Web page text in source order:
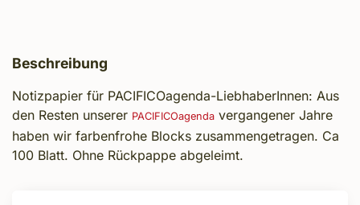
Beschreibung
Notizpapier für PACIFICOagenda-LiebhaberInnen: Aus
den Resten unserer PACIFICOagenda vergangener Jahre
haben wir farbenfrohe Blocks zusammengetragen. Ca
100 Blatt. Ohne Rückpappe abgeleimt.